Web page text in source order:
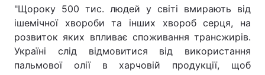
"Щороку 500 тис. людей у світі вмирають від
ішемічної хвороби та інших хвороб серця, на
розвиток яких впливає споживання трансжирів.
Україні слід відмовитися від використання
пальмової олії в харчовій продукції, щоб